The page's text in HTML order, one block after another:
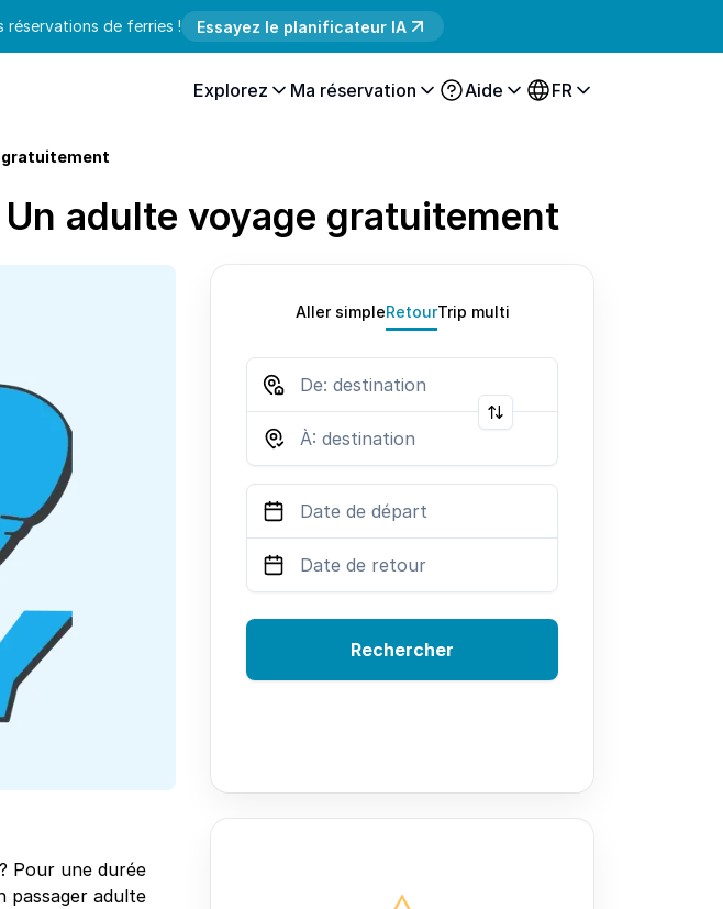
réservations de ferries ! Essayez le planificateur IA
Explorez Ma réservation Aide FR
gratuitement
adulte voyage gratuitement
Pour une durée
passager adulte
Aller simpleRetourTrip multi
Rechercher